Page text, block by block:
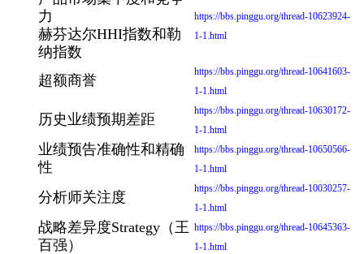
力
https://bbs.pinggu.org/thread-10623924-
1-1.html
赫芬达尔HHI指数和勒
纳指数
超额商誉
https://bbs.pinggu.org/thread-10641603-
1-1.html
历史业绩预期差距
https://bbs.pinggu.org/thread-10630172-
1-1.html
业绩预告准确性和精确
性
https://bbs.pinggu.org/thread-10650566-
1-1.html
分析师关注度
https://bbs.pinggu.org/thread-10030257-
1-1.html
战略差异度Strategy（王
百强）
https://bbs.pinggu.org/thread-10645363-
1-1.html